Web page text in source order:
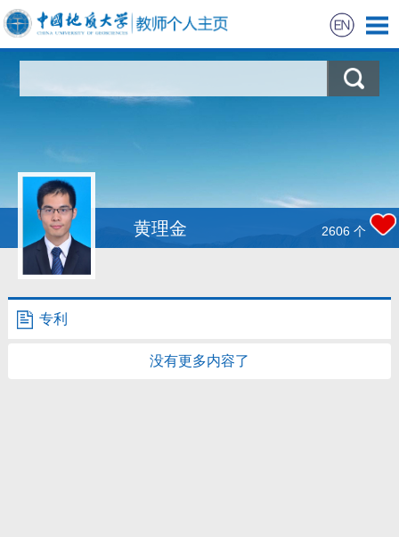
教学研究
获奖信息
学生信息
招生信息
黄理金 2606 个
专利
没有更多内容了